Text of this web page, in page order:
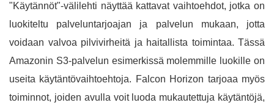
"Käytännöt"-välilehti näyttää kattavat vaihtoehdot, jotka on
luokiteltu palveluntarjoajan ja palvelun mukaan, jotta
voidaan valvoa pilvivirheitä ja haitallista toimintaa. Tässä
Amazonin S3-palvelun esimerkissä molemmille luokille on
useita käytäntövaihtoehtoja. Falcon Horizon tarjoaa myös
toiminnot, joiden avulla voit luoda mukautettuja käytäntöjä,